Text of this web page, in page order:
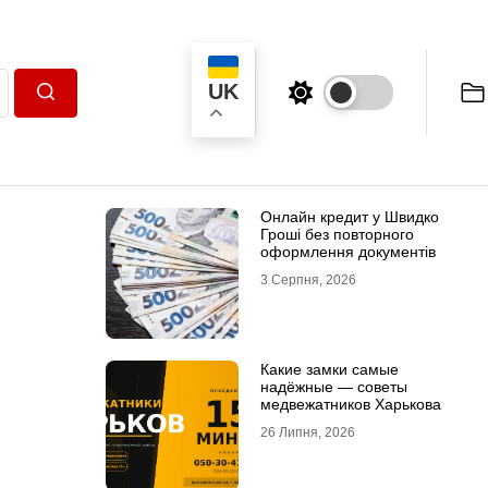
UK
Онлайн кредит у Швидко
Гроші без повторного
оформлення документів
3 Серпня, 2026
Какие замки самые
надёжные — советы
медвежатников Харькова
26 Липня, 2026